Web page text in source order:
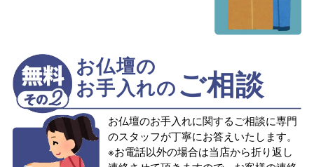
お仏壇の
お手入れの ご相談
お仏壇のお手入れに関するご相談に専門
のスタッフが丁寧にお答えいたします。
※お電話以外の場合は当店から折り返し